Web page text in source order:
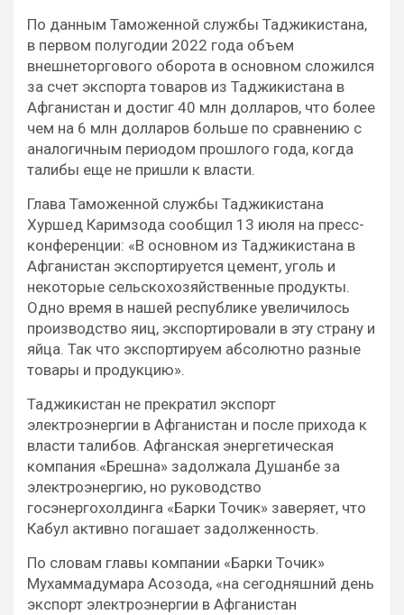
По данным Таможенной службы Таджикистана,
в первом полугодии 2022 года объем
внешнеторгового оборота в основном сложился
за счет экспорта товаров из Таджикистана в
Афганистан и достиг 40 млн долларов, что более
чем на 6 млн долларов больше по сравнению с
аналогичным периодом прошлого года, когда
талибы еще не пришли к власти.
Глава Таможенной службы Таджикистана
Хуршед Каримзода сообщил 13 июля на пресс-
конференции: «В основном из Таджикистана в
Афганистан экспортируется цемент, уголь и
некоторые сельскохозяйственные продукты.
Одно время в нашей республике увеличилось
производство яиц, экспортировали в эту страну и
яйца. Так что экспортируем абсолютно разные
товары и продукцию».
Таджикистан не прекратил экспорт
электроэнергии в Афганистан и после прихода к
власти талибов. Афганская энергетическая
компания «Брешна» задолжала Душанбе за
электроэнергию, но руководство
госэнергохолдинга «Барки Точик» заверяет, что
Кабул активно погашает задолженность.
По словам главы компании «Барки Точик»
Мухаммадумара Асозода, «на сегодняшний день
экспорт электроэнергии в Афганистан